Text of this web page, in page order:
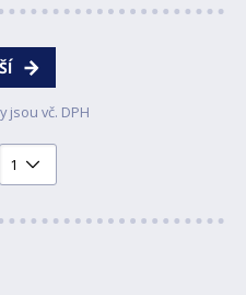
jsou vč. DPH